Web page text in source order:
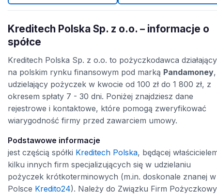
Kreditech Polska Sp. z o.o. – informacje o
spółce
Kreditech Polska Sp. z o.o. to pożyczkodawca działający
na polskim rynku finansowym pod marką Pandamoney,
udzielający pożyczek w kwocie od 100 zł do 1 800 zł, z
okresem spłaty 7 - 30 dni. Poniżej znajdziesz dane
rejestrowe i kontaktowe, które pomogą zweryfikować
wiarygodność firmy przed zawarciem umowy.
Podstawowe informacje
jest częścią spółki Kreditech Polska, będącej
kilku innych firm specjalizujących się w udzielaniu
pożyczek krótkoterminowych (m.in. doskonale znanej w
Polsce Kredito24). Należy do Związku Firm